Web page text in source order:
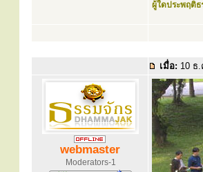
ผู้ใดประพฤติ
เมื่อ: 10 ธ
webmaster
Moderators-1